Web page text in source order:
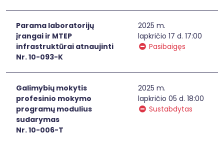
Parama laboratorijų
įrangai ir MTEP
infrastruktūrai atnaujinti
Nr. 10-093-K
2025 m.
lapkričio 17 d. 17:00
Pasibaigęs
Galimybių mokytis
profesinio mokymo
programų modulius
sudarymas
Nr. 10-006-T
2025 m.
lapkričio 05 d. 18:00
Sustabdytas